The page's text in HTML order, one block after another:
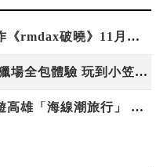
山谷音樂節暨地景藝術創作《rmdax破曉》11月花蓮銅門登場
搶攻最後一波旅遊熱潮 古獵場全包體驗 玩到小笠原夜遊觀星
跟著海風去旅行！盛夏漫遊高雄「海線潮旅行」 五大主題遊程探索漁村魅力